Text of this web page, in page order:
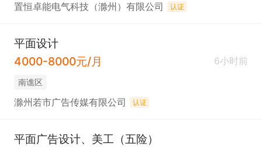
置恒卓能电气科技（滁州）有限公司 认证
平面设计
4000-8000元/月
6小时前
南谯区
滁州若市广告传媒有限公司 认证
平面广告设计、美工（五险）